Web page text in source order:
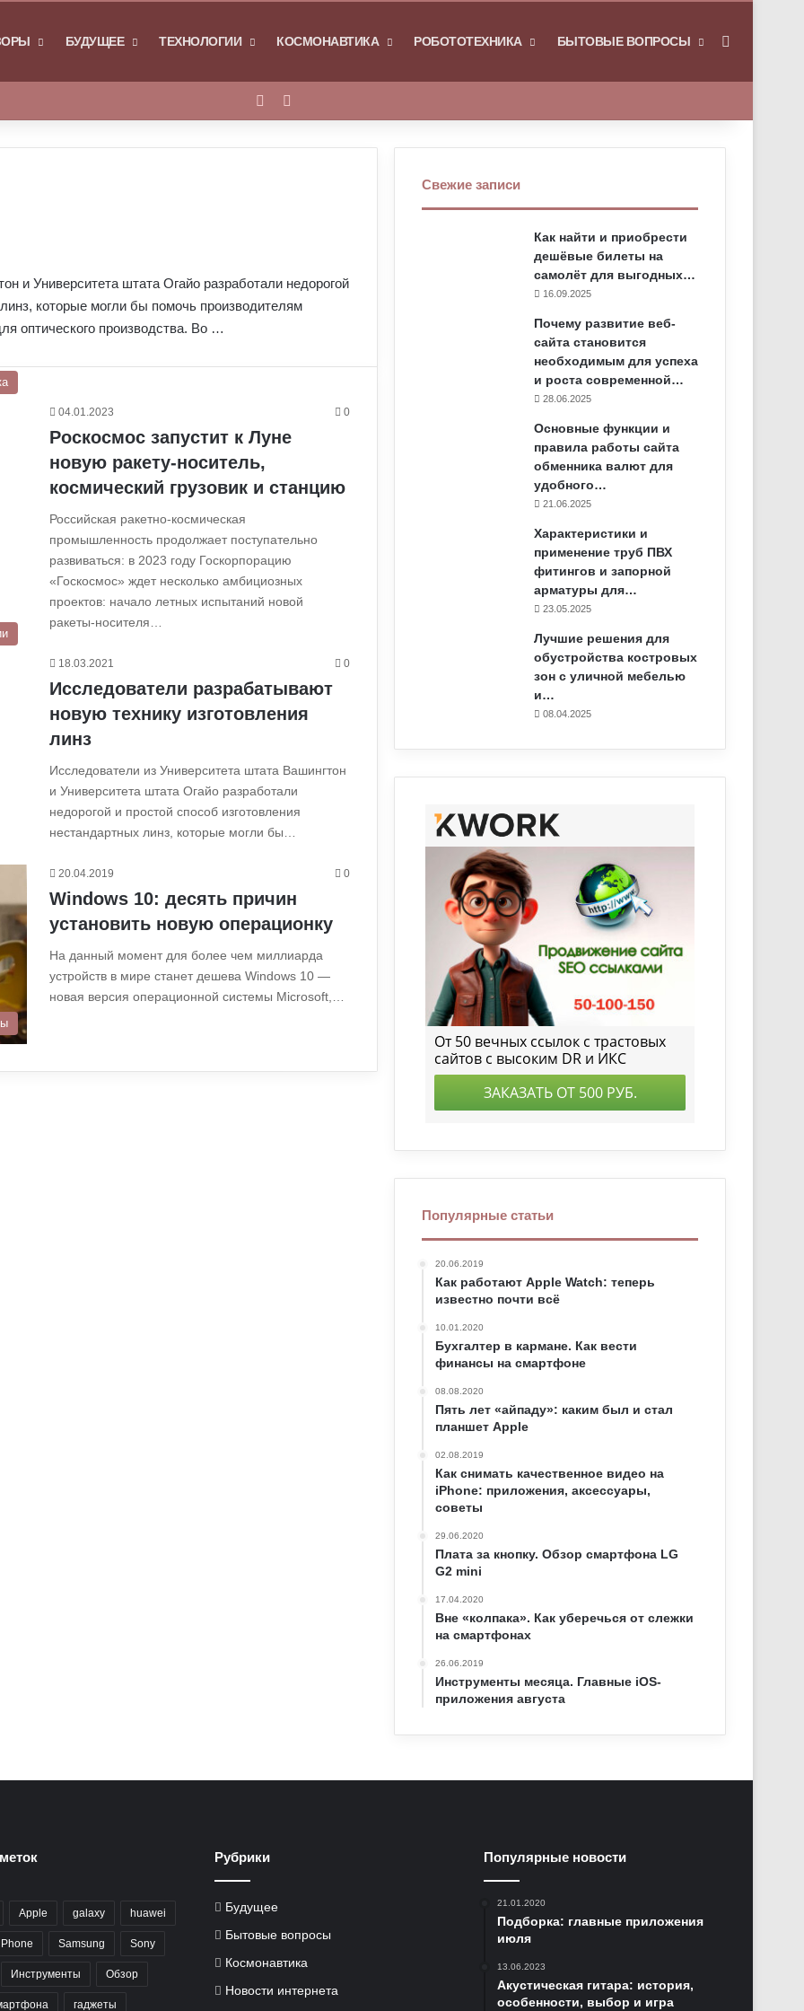
БУДУЩЕЕ ТЕХНОЛОГИИ КОСМОНАВТИКА РОБОТОТЕХНИКА БЫТОВЫЕ ВОПРОСЫ
Войти
и Университета штата Огайо разработали недорогой
которые могли бы помочь производителям
оптического производства. Во …
04.01.2023 0
Роскосмос запустит к Луне
новую ракету-носитель,
космический грузовик и станцию
Российская ракетно-космическая
промышленность продолжает поступательно
развиваться: в 2023 году Госкорпорацию
«Госкосмос» ждет несколько амбициозных
проектов: начало летных испытаний новой
ракеты-носителя…
18.03.2021 0
Исследователи разрабатывают
новую технику изготовления
линз
Исследователи из Университета штата Вашингтон
и Университета штата Огайо разработали
недорогой и простой способ изготовления
нестандартных линз, которые могли бы…
20.04.2019 0
Windows 10: десять причин
установить новую операционку
На данный момент для более чем миллиарда
устройств в мире станет дешева Windows 10 —
новая версия операционной системы Microsoft,…
Свежие записи
Как найти и приобрести
дешёвые билеты на
самолёт для выгодных…
16.09.2025
Почему развитие веб-
сайта становится
необходимым для успеха
и роста современной…
28.06.2025
Основные функции и
правила работы сайта
обменника валют для
удобного…
21.06.2025
Характеристики и
применение труб ПВХ
фитингов и запорной
арматуры для…
23.05.2025
Лучшие решения для
обустройства костровых
зон с уличной мебелью
и…
08.04.2025
Популярные статьи
20.06.2019
Как работают Apple Watch: теперь
известно почти всё
10.01.2020
Бухгалтер в кармане. Как вести
финансы на смартфоне
08.08.2020
Пять лет «айпаду»: каким был и стал
планшет Apple
02.08.2019
Как снимать качественное видео на
iPhone: приложения, аксессуары,
советы
29.06.2020
Плата за кнопку. Обзор смартфона LG
G2 mini
17.04.2020
Вне «колпака». Как уберечься от слежки
на смартфонах
26.06.2019
Инструменты месяца. Главные iOS-
приложения августа
Apple galaxy huawei
Samsung Sony
Инструменты Обзор
гаджеты
Рубрики
Будущее
Бытовые вопросы
Космонавтика
Новости интернета
Популярные новости
21.01.2020
Подборка: главные приложения
июля
13.06.2023
Акустическая гитара: история,
особенности, выбор и игра